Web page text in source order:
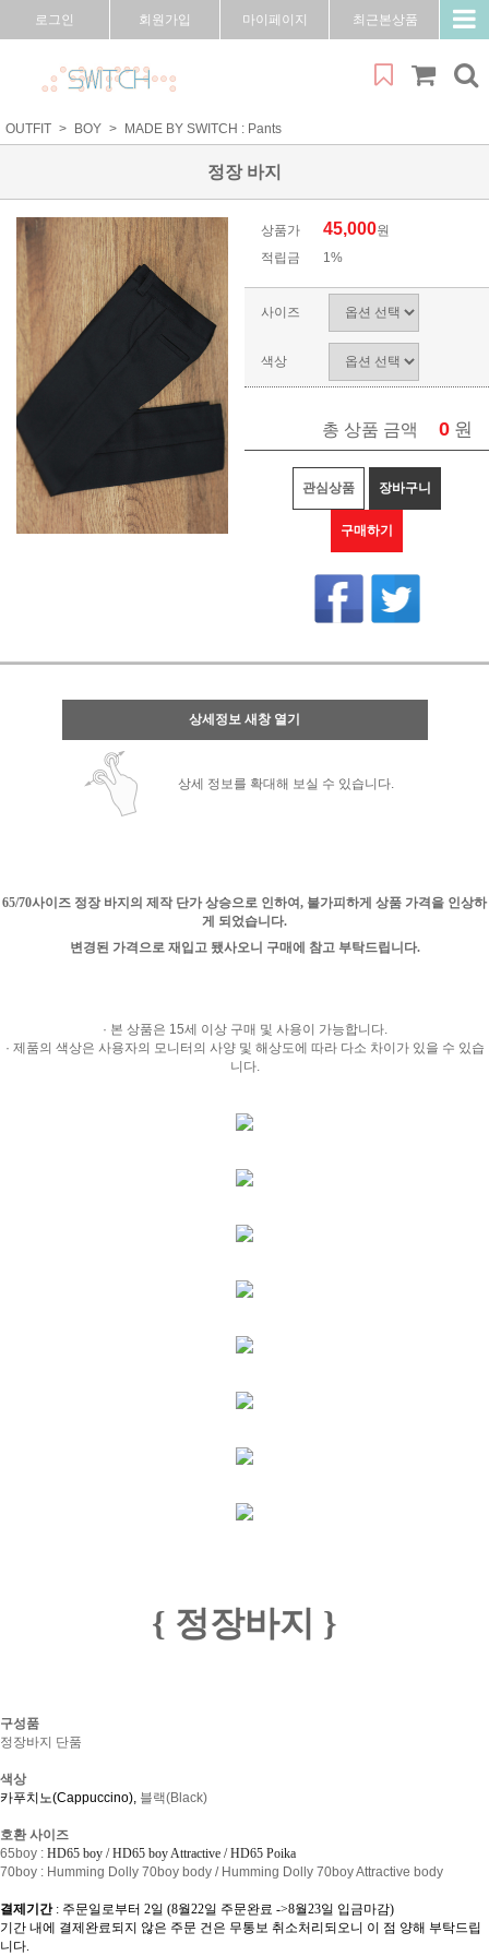
로그인 회원가입 마이페이지 최근본상품
OUTFIT BOY MADE BY SWITCH : Pants
정장 바지
상품가 45,000원
적립금
1%
사이즈
색상
총 상품 금액 0 원
관심상품 장바구니
구매하기
상세정보 새창 열기
상세 정보를 확대해 보실 수 있습니다.
65/70사이즈 정장 바지의 제작 단가 상승으로 인하여, 불가피하게 상품 가격을 인상하
게 되었습니다.
변경된 가격으로 재입고 됐사오니 구매에 참고 부탁드립니다.
· 본 상품은 15세 이상 구매 및 사용이 가능합니다.
· 제품의 색상은 사용자의 모니터의 사양 및 해상도에 따라 다소 차이가 있을 수 있습
니다.
{ 정장바지 }
구성품
정장바지 단품
색상
카푸치노(Cappuccino), 블랙(Black)
호환 사이즈
65boy : HD65 boy / HD65 boy Attractive / HD65 Poika
70boy : Humming Dolly 70boy body / Humming Dolly 70boy Attractive body
결제기간 : 주문일로부터 2일 (8월22일 주문완료 ->8월23일 입금마감)
기간 내에 결제완료되지 않은 주문 건은 무통보 취소처리되오니 이 점 양해 부탁드립
니다.